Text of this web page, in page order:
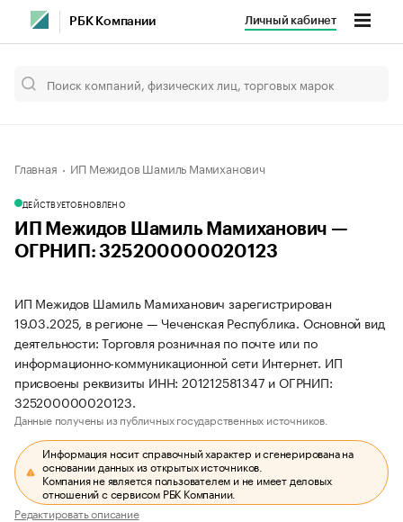
РБК Компании Личный кабинет
Главная ИП Межидов Шамиль Мамиханович
ДЕЙСТВУЕТОБНОВЛЕНО
ИП Межидов Шамиль Мамиханович —
ОГРНИП: 325200000020123
ИП Межидов Шамиль Мамиханович зарегистрирован
19.03.2025, в регионе — Чеченская Республика. Основной вид
деятельности: Торговля розничная по почте или по
информационно-коммуникационной сети Интернет. ИП
присвоены реквизиты ИНН: 201212581347 и ОГРНИП:
325200000020123.
Данные получены из публичных государственных источников.
Информация носит справочный характер и сгенерирована на
основании данных из открытых источников.
Компания не является пользователем и не имеет деловых
отношений с сервисом РБК Компании.
Редактировать описание